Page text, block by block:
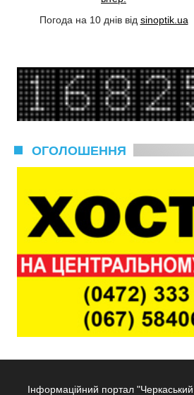
Погода на 10 днів від sinoptik.ua
ОГОЛОШЕННЯ
Інформаційний портал